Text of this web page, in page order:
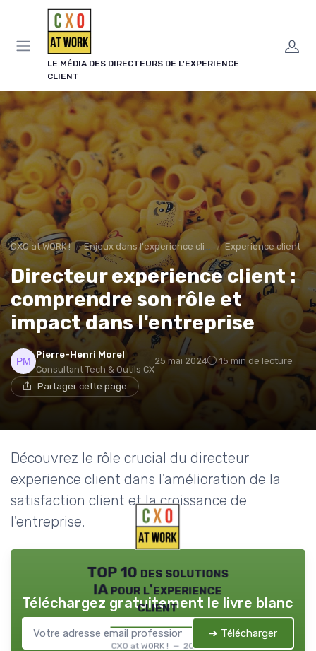
LE MÉDIA DES DIRECTEURS DE L'EXPERIENCE
CLIENT
CXO at WORK ! Enjeux dans l'experience client Experience client
Directeur experience client :
comprendre son rôle et
impact dans l'entreprise
Pierre-Henri Morel
Consultant Tech & Outils CX
25 mai 2024 15 min de lecture
Partager cette page
Découvrez le rôle crucial du directeur
experience client dans l'amélioration de la
satisfaction client et la croissance de
l'entreprise.
TOP 10 des solutions
IA pour l'experience
client
CXO at WORK ! — 2026
Téléchargez gratuitement le livre blanc
➔ Télécharger
Panneau de gestion des cookies